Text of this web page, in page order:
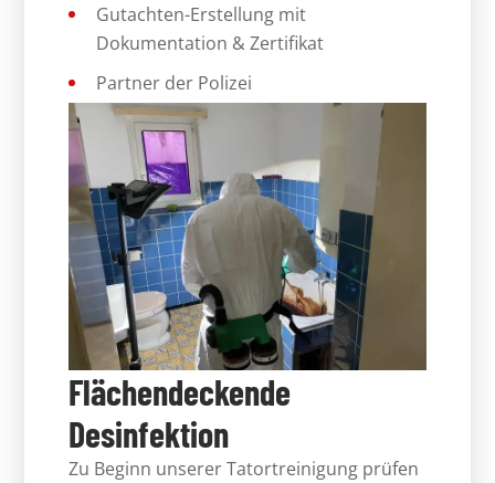
Gutachten-Erstellung mit
Dokumentation & Zertifikat
Partner der Polizei
Flächendeckende
Desinfektion
Zu Beginn unserer Tatortreinigung prüfen